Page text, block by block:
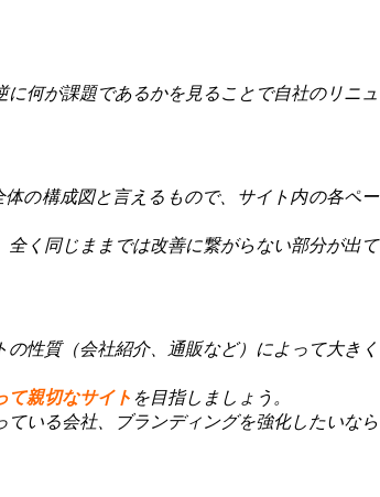
何が課題であるかを見ることで自社のリニュ
の構成図と言えるもので、サイト内の各ペー
く同じままでは改善に繋がらない部分が出て
性質（会社紹介、通販など）によって大きく
て親切なサイト を目指しましょう。
いる会社、ブランディングを強化したいなら